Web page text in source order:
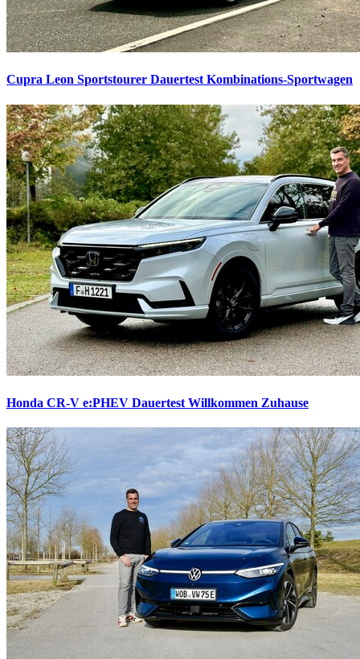
Cupra Leon Sportstourer Dauertest Kombinations-Sportwagen
Honda CR-V e:PHEV Dauertest Willkommen Zuhause